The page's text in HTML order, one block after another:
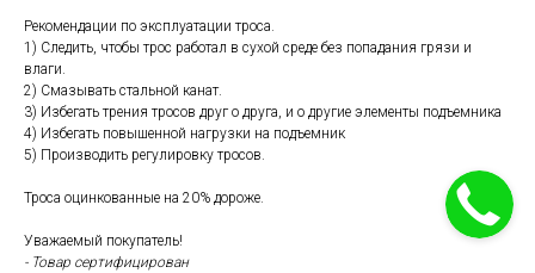
Рекомендации по эксплуатации троса.
1) Следить, чтобы трос работал в сухой среде без попадания грязи и
влаги.
2) Смазывать стальной канат.
3) Избегать трения тросов друг о друга, и о другие элементы подъемника
4) Избегать повышенной нагрузки на подъемник
5) Производить регулировку тросов.
Троса оцинкованные на 20% дороже.
Уважаемый покупатель!
- Товар сертифицирован